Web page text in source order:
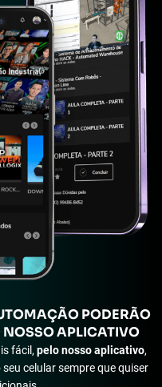
PODERÃO
NOSSO APLICATIVO
fácil, pelo nosso aplicativo,
celular sempre que quiser